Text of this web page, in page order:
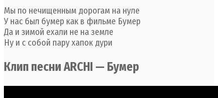
Мы по нечищенным дорогам на нуле
У нас был бумер как в фильме Бумер
Да и зимой ехали не на земле
Ну и с собой пару хапок дури
Клип песни ARCHI — Бумер